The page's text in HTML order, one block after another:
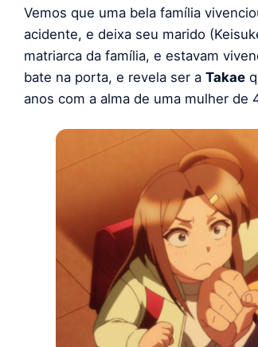
Vemos que uma bela família
acidente, e deixa seu marido
matriarca da família, e estavam
bate na porta, e revela ser a Takae
anos com a alma de uma mulher de